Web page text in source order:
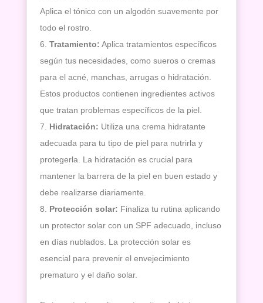
Inicio
Tratamiento
Facial
Tratamiento
Corporal
Aplica el tónico con un algodón suavemente por
todo el rostro.
Tratamiento: Aplica tratamientos específicos
según tus necesidades, como sueros o cremas
para el acné, manchas, arrugas o hidratación.
Estos productos contienen ingredientes activos
que tratan problemas específicos de la piel.
Hidratación: Utiliza una crema hidratante
adecuada para tu tipo de piel para nutrirla y
protegerla. La hidratación es crucial para
mantener la barrera de la piel en buen estado y
debe realizarse diariamente.
Protección solar: Finaliza tu rutina aplicando
un protector solar con un SPF adecuado, incluso
en días nublados. La protección solar es
esencial para prevenir el envejecimiento
prematuro y el daño solar.